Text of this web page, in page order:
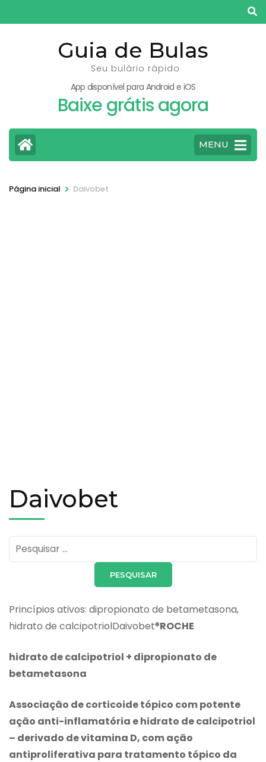
para
Guia de Bulas
Seu bulário rápido
App disponível para Android e iOS
Baixe grátis agora
MENU
Página inicial > Daivobet
Daivobet
Pesquisar
por:
Princípios ativos: dipropionato de betametasona,
hidrato de calcipotriolDaivobet®ROCHE
hidrato de calcipotriol + dipropionato de
betametasona
Associação de corticoide tópico com potente
ação anti-inflamatória e hidrato de calcipotriol
– derivado de vitamina D, com ação
antiproliferativa para tratamento tópico da